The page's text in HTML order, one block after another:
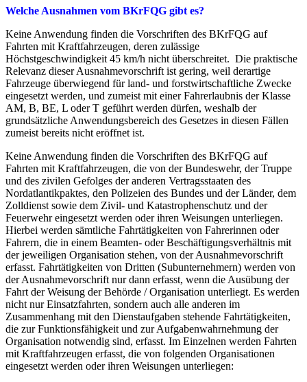
Welche Ausnahmen vom BKrFQG gibt es?
Keine Anwendung finden die Vorschriften des BKrFQG auf
Fahrten mit Kraftfahrzeugen, deren zulässige
Höchstgeschwindigkeit 45 km/h nicht überschreitet. Die praktische
Relevanz dieser Ausnahmevorschrift ist gering, weil derartige
Fahrzeuge überwiegend für land- und forstwirtschaftliche Zwecke
eingesetzt werden, und zumeist mit einer Fahrerlaubnis der Klasse
AM, B, BE, L oder T geführt werden dürfen, weshalb der
grundsätzliche Anwendungsbereich des Gesetzes in diesen Fällen
zumeist bereits nicht eröffnet ist.
Keine Anwendung finden die Vorschriften des BKrFQG auf
Fahrten mit Kraftfahrzeugen, die von der Bundeswehr, der Truppe
und des zivilen Gefolges der anderen Vertragsstaaten des
Nordatlantikpaktes, den Polizeien des Bundes und der Länder, dem
Zolldienst sowie dem Zivil- und Katastrophenschutz und der
Feuerwehr eingesetzt werden oder ihren Weisungen unterliegen.
Hierbei werden sämtliche Fahrtätigkeiten von Fahrerinnen oder
Fahrern, die in einem Beamten- oder Beschäftigungsverhältnis mit
der jeweiligen Organisation stehen, von der Ausnahmevorschrift
erfasst. Fahrtätigkeiten von Dritten (Subunternehmern) werden von
der Ausnahmevorschrift nur dann erfasst, wenn die Ausübung der
Fahrt der Weisung der Behörde / Organisation unterliegt. Es werden
nicht nur Einsatzfahrten, sondern auch alle anderen im
Zusammenhang mit den Dienstaufgaben stehende Fahrtätigkeiten,
die zur Funktionsfähigkeit und zur Aufgabenwahrnehmung der
Organisation notwendig sind, erfasst. Im Einzelnen werden Fahrten
mit Kraftfahrzeugen erfasst, die von folgenden Organisationen
eingesetzt werden oder ihren Weisungen unterliegen: